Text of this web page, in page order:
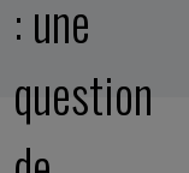
: une
question